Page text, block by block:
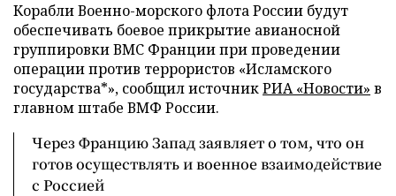
Корабли Военно-морского флота России будут
обеспечивать боевое прикрытие авианосной
группировки ВМС Франции при проведении
операции против террористов «Исламского
государства*», сообщил источникРИА «Новости» в
главном штабе ВМФ России.
Через Францию Запад заявляет о том, что он
готов осуществлять и военное взаимодействие
с Россией